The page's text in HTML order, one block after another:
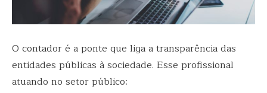
O contador é a ponte que liga a transparência das
entidades públicas à sociedade. Esse profissional
atuando no setor público: